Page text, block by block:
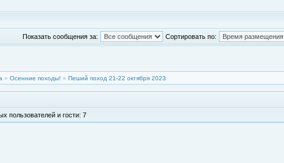
Показать сообщения за: Сортировать по:
» Осенние походы! » Пеший поход 21-22 октября 2023
пользователей и гости: 7